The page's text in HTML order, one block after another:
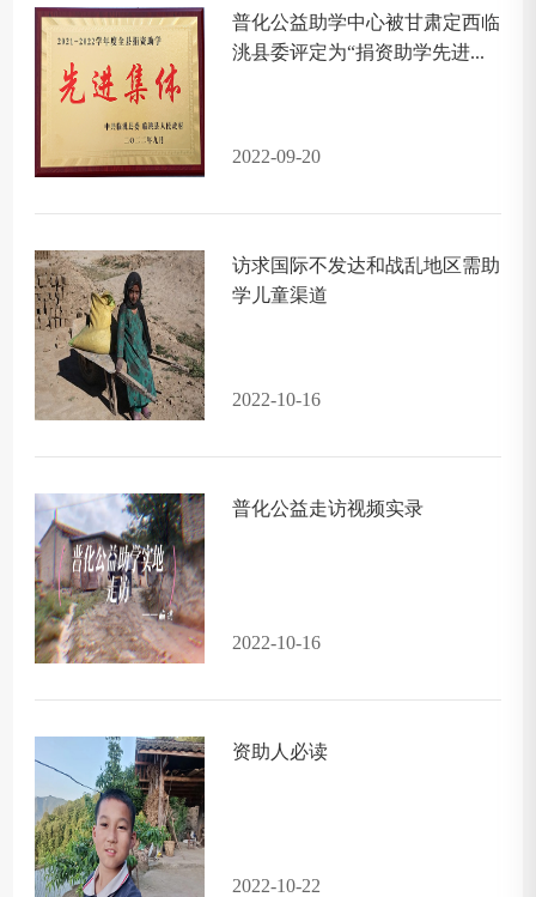
普化公益助学中心被甘肃定西临
洮县委评定为“捐资助学先进...
2022-09-20
访求国际不发达和战乱地区需助
学儿童渠道
2022-10-16
普化公益走访视频实录
2022-10-16
资助人必读
2022-10-22